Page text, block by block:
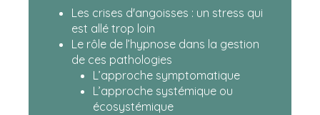
Les crises d'angoisses : un stress qui
est allé trop loin
Le rôle de l’hypnose dans la gestion
de ces pathologies
L’approche symptomatique
L’approche systémique ou
écosystémique